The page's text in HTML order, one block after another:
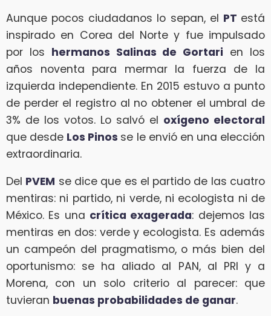
Aunque pocos ciudadanos lo sepan, el PT está
inspirado en Corea del Norte y fue impulsado
por los hermanos Salinas de Gortari en los
años noventa para mermar la fuerza de la
izquierda independiente. En 2015 estuvo a punto
de perder el registro al no obtener el umbral de
3% de los votos. Lo salvó el oxígeno electoral
que desde Los Pinos se le envió en una elección
extraordinaria.
Del PVEM se dice que es el partido de las cuatro
mentiras: ni partido, ni verde, ni ecologista ni de
México. Es una crítica exagerada: dejemos las
mentiras en dos: verde y ecologista. Es además
un campeón del pragmatismo, o más bien del
oportunismo: se ha aliado al PAN, al PRI y a
Morena, con un solo criterio al parecer: que
tuvieran buenas probabilidades de ganar.